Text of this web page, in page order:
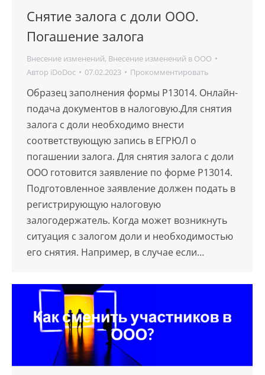
Снятие залога с доли ООО.
Погашение залога
Внесение изменений, Внесение изменений в ООО
Автор iDoDoc 07.02.2023 Прокомментировать
Образец заполнения формы Р13014. Онлайн-
подача документов в налоговую.Для снятия
залога с доли необходимо внести
соответствующую запись в ЕГРЮЛ о
погашении залога. Для снятия залога с доли
ООО готовится заявление по форме Р13014.
Подготовленное заявление должен подать в
регистрирующую налоговую
залогодержатель. Когда может возникнуть
ситуация с залогом доли и необходимостью
его снятия. Например, в случае если…